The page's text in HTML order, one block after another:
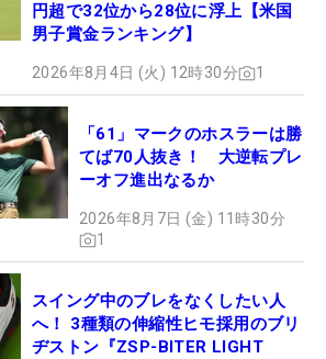
円超で32位から28位に浮上【米国
男子賞金ランキング】
2026年8月4日 (火) 12時30分 1
「61」マークのホスラーは勝
てば70人抜き！ 大逆転プレ
ーオフ進出なるか
2026年8月7日 (金) 11時30分
1
スイング中のブレをなくしたい人
へ！ 3種類の伸縮性ヒモ採用のブリ
ヂストン『ZSP-BITER LIGHT